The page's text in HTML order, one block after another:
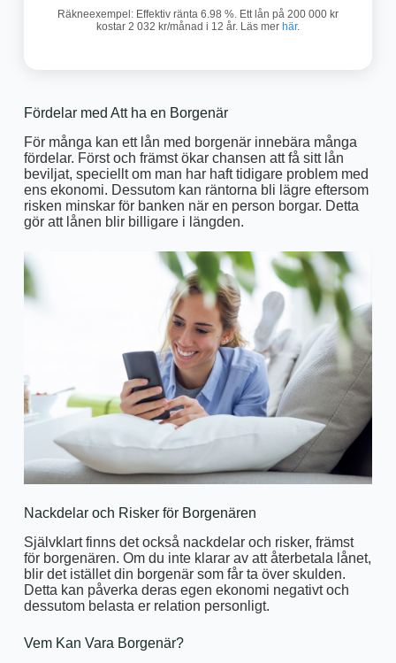
Räkneexempel: Effektiv ränta 6.98 %. Ett lån på 200 000 kr
kostar 2 032 kr/månad i 12 år. Läs mer här.
Fördelar med Att ha en Borgenär
För många kan ett lån med borgenär innebära många
fördelar. Först och främst ökar chansen att få sitt lån
beviljat, speciellt om man har haft tidigare problem med
ens ekonomi. Dessutom kan räntorna bli lägre eftersom
risken minskar för banken när en person borgar. Detta
gör att lånen blir billigare i längden.
Nackdelar och Risker för Borgenären
Självklart finns det också nackdelar och risker, främst
för borgenären. Om du inte klarar av att återbetala lånet,
blir det istället din borgenär som får ta över skulden.
Detta kan påverka deras egen ekonomi negativt och
dessutom belasta er relation personligt.
Vem Kan Vara Borgenär?